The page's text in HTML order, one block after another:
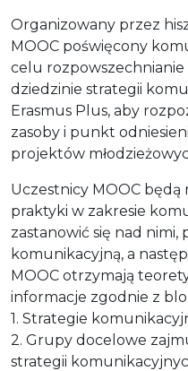
Organizowany przez
MOOC poświęcony
celu
dziedzinie strategii
Erasmus Plus, aby
zasoby i punkt
projektów
Uczestnicy MOOC
praktyki w zakresie
zastanowić się nad nimi,
komunikacyjną, a
MOOC otrzymają
informacje zgodnie z
1. Strategie
2. Grupy docelowe
strategii